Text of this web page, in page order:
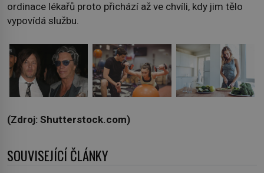
ordinace lékařů proto přichází až ve chvíli, kdy jim tělo
vypovídá službu.
(Zdroj: Shutterstock.com)
SOUVISEJÍCÍ ČLÁNKY